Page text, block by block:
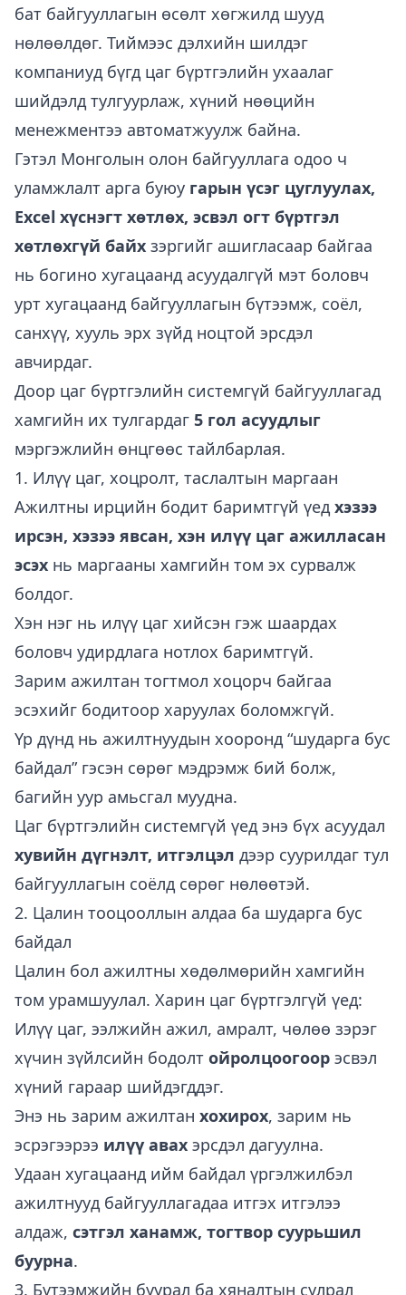
бат байгууллагын өсөлт хөгжилд шууд
нөлөөлдөг. Тиймээс дэлхийн шилдэг
компаниуд бүгд цаг бүртгэлийн ухаалаг
шийдэлд тулгуурлаж, хүний нөөцийн
менежментээ автоматжуулж байна.
Гэтэл Монголын олон байгууллага одоо ч
уламжлалт арга буюу гарын үсэг цуглуулах,
Excel хүснэгт хөтлөх, эсвэл огт бүртгэл
хөтлөхгүй байх зэргийг ашигласаар байгаа
нь богино хугацаанд асуудалгүй мэт боловч
урт хугацаанд байгууллагын бүтээмж, соёл,
санхүү, хууль эрх зүйд ноцтой эрсдэл
авчирдаг.
Доор цаг бүртгэлийн системгүй байгууллагад
хамгийн их тулгардаг 5 гол асуудлыг
мэргэжлийн өнцгөөс тайлбарлая.
1. Илүү цаг, хоцролт, таслалтын маргаан
Ажилтны ирцийн бодит баримтгүй үед хэзээ
ирсэн, хэзээ явсан, хэн илүү цаг ажилласан
эсэх нь маргааны хамгийн том эх сурвалж
болдог.
Хэн нэг нь илүү цаг хийсэн гэж шаардах
боловч удирдлага нотлох баримтгүй.
Зарим ажилтан тогтмол хоцорч байгаа
эсэхийг бодитоор харуулах боломжгүй.
Үр дүнд нь ажилтнуудын хооронд “шударга бус
байдал” гэсэн сөрөг мэдрэмж бий болж,
багийн уур амьсгал муудна.
Цаг бүртгэлийн системгүй үед энэ бүх асуудал
хувийн дүгнэлт, итгэлцэл дээр суурилдаг тул
байгууллагын соёлд сөрөг нөлөөтэй.
2. Цалин тооцооллын алдаа ба шударга бус
байдал
Цалин бол ажилтны хөдөлмөрийн хамгийн
том урамшуулал. Харин цаг бүртгэлгүй үед:
Илүү цаг, ээлжийн ажил, амралт, чөлөө зэрэг
хүчин зүйлсийн бодолт ойролцоогоор эсвэл
хүний гараар шийдэгддэг.
Энэ нь зарим ажилтан хохирох, зарим нь
эсрэгээрээ илүү авах эрсдэл дагуулна.
Удаан хугацаанд ийм байдал үргэлжилбэл
ажилтнууд байгууллагадаа итгэх итгэлээ
алдаж, сэтгэл ханамж, тогтвор суурьшил
буурна.
3. Бүтээмжийн буурал ба хяналтын сулрал